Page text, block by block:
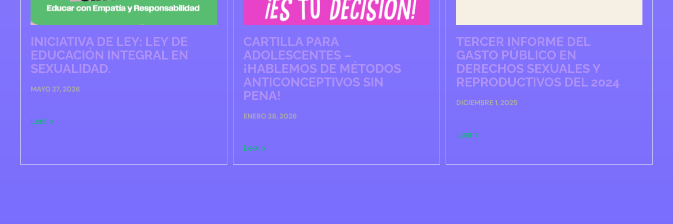
INICIATIVA DE LEY: LEY DE
EDUCACIÓN INTEGRAL EN
SEXUALIDAD.
MAYO 27, 2026
Leer >
CARTILLA PARA
ADOLESCENTES –
¡HABLEMOS DE MÉTODOS
ANTICONCEPTIVOS SIN
PENA!
ENERO 28, 2026
Leer >
TERCER INFORME DEL
GASTO PÚBLICO EN
DERECHOS SEXUALES Y
REPRODUCTIVOS DEL 2024
DICIEMBRE 1, 2025
Leer >